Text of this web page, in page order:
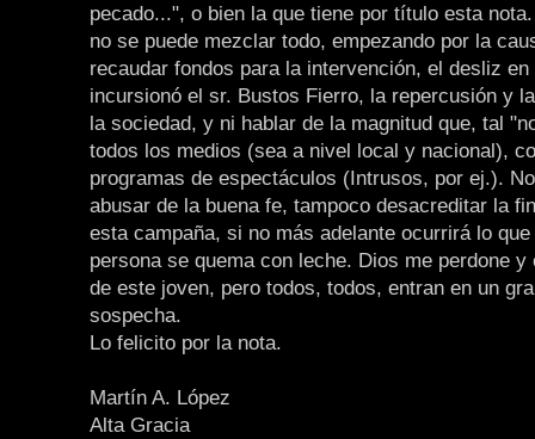
pecado...", o bien la que tiene por título esta
no se puede mezclar todo, empezando por la
recaudar fondos para la intervención, el desliz en
incursionó el sr. Bustos Fierro, la repercusión y
la sociedad, y ni hablar de la magnitud que, tal
todos los medios (sea a nivel local y nacional),
programas de espectáculos (Intrusos, por ej.).
abusar de la buena fe, tampoco desacreditar la
esta campaña, si no más adelante ocurrirá lo que
persona se quema con leche. Dios me perdone y
de este joven, pero todos, todos, entran en un
sospecha.
Lo felicito por la nota.
Martín A. López
Alta Gracia